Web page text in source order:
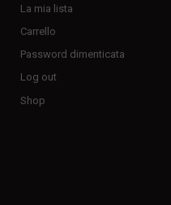
La mia lista
Carrello
Password dimenticata
Log out
Shop